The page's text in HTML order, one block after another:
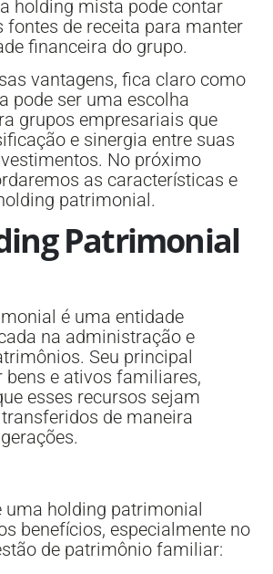
holding mista pode contar
fontes de receita para manter
financeira do grupo.
vantagens, fica claro como
pode ser uma escolha
grupos empresariais que
e sinergia entre suas
No próximo
as características e
patrimonial.
Patrimonial
é uma entidade
na administração e
Seu principal
bens e ativos familiares,
esses recursos sejam
de maneira
uma holding patrimonial
benefícios, especialmente no
de patrimônio familiar: